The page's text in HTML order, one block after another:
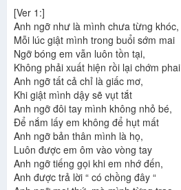
[Ver 1:]
Anh ngỡ như là mình chưa từng khóc,
Mỗi lúc giật mình trong buổi sớm mai
Ngỡ bóng em vẫn luôn tồn tại,
Không phải xuất hiện rồi lại chớm phai
Anh ngỡ tất cả chỉ là giấc mơ,
Khi giật mình dậy sẽ vụt tắt
Anh ngỡ đôi tay mình không nhỏ bé,
Để nắm lấy em không để hụt mất
Anh ngỡ bản thân mình là họ,
Luôn được em ôm vào vòng tay
Anh ngỡ tiếng gọi khi em nhớ đến,
Anh được trả lời “ có chồng đây “